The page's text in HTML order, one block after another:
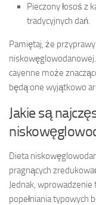
Pieczony łosoś z
tradycyjnych dań.
Pamiętaj, że
cayenne może
będą one wyjątkowo
Jakie są
Dieta
pragnących
Jednak,
popełniania typowych